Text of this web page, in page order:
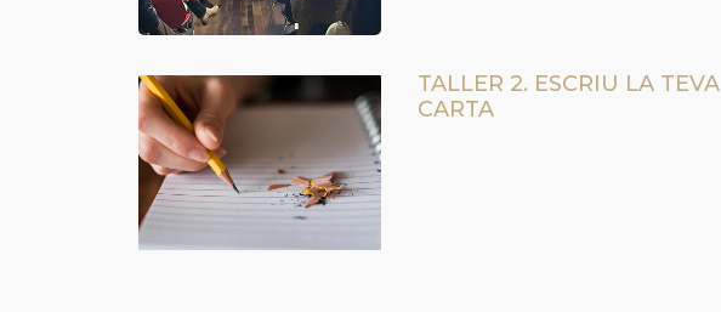
TALLER 2. ESCRIU LA TEVA
CARTA